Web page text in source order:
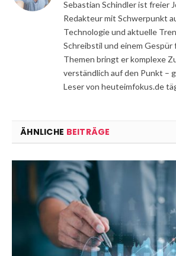
Sebastian Schindler ist freier
Redakteur mit Schwerpunkt
Technologie und aktuelle
Schreibstil und einem Gespür
Themen bringt er komplexe
verständlich auf den Punkt –
Leser von heuteimfokus.de
ÄHNLICHE BEITRÄGE